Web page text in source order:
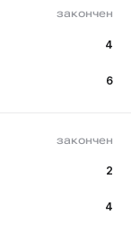
закончен
4
6
закончен
2
4